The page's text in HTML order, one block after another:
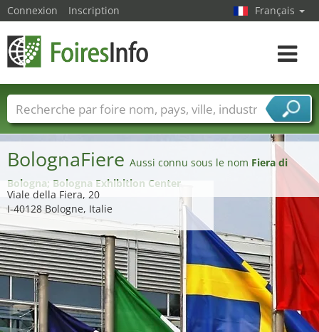
BolognaFiere Aussi connu sous le nom Fiera di
Bologna; Bologna Exhibition Center
Viale della Fiera, 20
I-40128 Bologne, Italie
Connexion Inscription Français
Toggle
Foire noms Pays Villes
Secteurs de foire
Secteurs du fournisseur de services